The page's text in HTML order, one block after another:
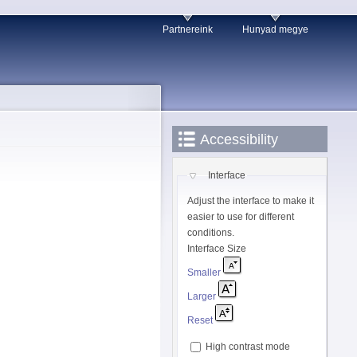
Partnereink Hunyad megye
Accessibility
Interface
Adjust the interface to make it
easier to use for different
conditions.
Interface Size
Smaller
Larger
Reset
High contrast mode